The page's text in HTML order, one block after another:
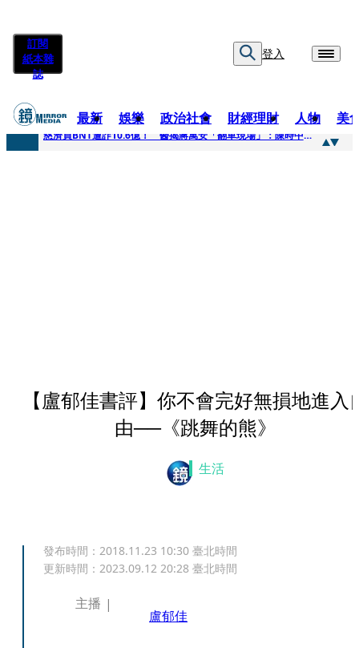
訂閱
紙本雜
誌
登入
最新 娛樂 政治社會 財經理財 人物 美
快訊
慈濟買BNT遭詐10.6億！ 醫揭蔣萬安「翻車現場」：陳時中當年是阻止被騙
【盧郁佳書評】你不會完好無損地進入
由──《跳舞的熊》
生活
發布時間： 2018.11.23 10:30 臺北時間
更新時間： 2023.09.12 20:28 臺北時間
主播
盧郁佳